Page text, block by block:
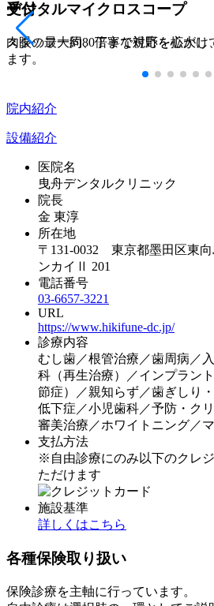
デジタルマイクロスコープ
肉眼の最大約80倍まで視野を拡大し
ます。
受付
スタッフ一同、丁寧な対応を心がけ
待合室
ダークブラウンを基調とした落ち着
診療室
リラックスして治療を受けていただ
す。
歯科用CT
歯や顎の状態を立体映像（3D）で
口腔内スキャナー（デンツプ
ャンコネクト）
お口の中にかざすだけで歯型を採取
デジタルマイクロスコープ
肉眼の最大約80倍まで視野を拡大し
ます。
受付
スタッフ一同、丁寧な対応を心がけ
院内紹介
設備紹介
医院名
曳舟デンタルクリニック
院長
金 東淳
所在地
〒131-0032 東京都墨田区東
ンカイⅡ 201
電話番号
03-6657-3221
URL
https://www.hikifune-dc.jp/
診療内容
むし歯／根管治療／歯周病／
科（再生治療）／インプラン
節症）／親知らず／歯ぎしり
低下症／小児歯科／予防・ク
審美治療／ホワイトニング／
支払方法
※自由診療にのみ以下のクレ
ただけます
施設基準
詳しくはこちら
各種保険取り扱い
保険診療を主軸に行っています。